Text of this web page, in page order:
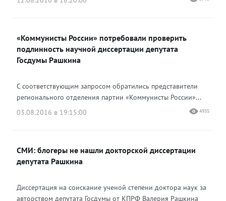
«Коммунисты России» потребовали проверить
подлинность научной диссертации депутата
Госдумы Рашкина
С соответствующим запросом обратились представители
регионального отделения партии «Коммунисты России»...
03.08.2016 в 19:15:00
4935
СМИ: блогеры не нашли докторской диссертации
депутата Рашкина
Диссертация на соискание ученой степени доктора наук за
авторством депутата Госдумы от КПРФ Валерия Рашкина